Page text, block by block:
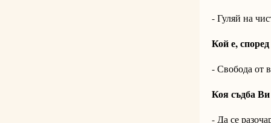
- Гуляй на
Кой е,
- Свобода от
Коя съдба
- Да се